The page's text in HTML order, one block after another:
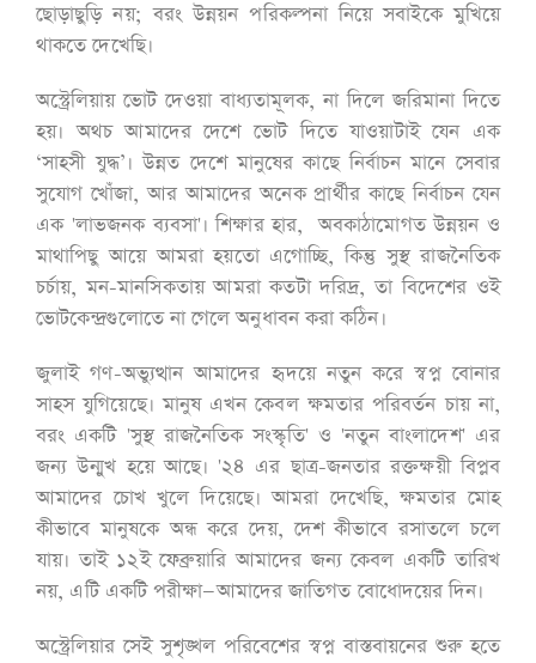
ছোড়াছুড়ি নয়; বরং উন্নয়ন পরিকল্পনা নিয়ে সবাইকে মুখিয়ে
থাকতে দেখেছি।
অস্ট্রেলিয়ায় ভোট দেওয়া বাধ্যতামূলক, না দিলে জরিমানা দিতে
হয়। অথচ আমাদের দেশে ভোট দিতে যাওয়াটাই যেন এক
‘সাহসী যুদ্ধ’। উন্নত দেশে মানুষের কাছে নির্বাচন মানে সেবার
সুযোগ খোঁজা, আর আমাদের অনেক প্রার্থীর কাছে নির্বাচন যেন
এক 'লাভজনক ব্যবসা'। শিক্ষার হার, অবকাঠামোগত উন্নয়ন ও
মাথাপিছু আয়ে আমরা হয়তো এগোচ্ছি, কিন্তু সুস্থ রাজনৈতিক
চর্চায়, মন-মানসিকতায় আমরা কতটা দরিদ্র, তা বিদেশের ওই
ভোটকেন্দ্রগুলোতে না গেলে অনুধাবন করা কঠিন।
জুলাই গণ-অভ্যুত্থান আমাদের হৃদয়ে নতুন করে স্বপ্ন বোনার
সাহস যুগিয়েছে। মানুষ এখন কেবল ক্ষমতার পরিবর্তন চায় না,
বরং একটি 'সুস্থ রাজনৈতিক সংস্কৃতি' ও 'নতুন বাংলাদেশ' এর
জন্য উন্মুখ হয়ে আছে। '২৪ এর ছাত্র-জনতার রক্তক্ষয়ী বিপ্লব
আমাদের চোখ খুলে দিয়েছে। আমরা দেখেছি, ক্ষমতার মোহ
কীভাবে মানুষকে অন্ধ করে দেয়, দেশ কীভাবে রসাতলে চলে
যায়। তাই ১২ই ফেব্রুয়ারি আমাদের জন্য কেবল একটি তারিখ
নয়, এটি একটি পরীক্ষা—আমাদের জাতিগত বোধোদয়ের দিন।
অস্ট্রেলিয়ার সেই সুশৃঙ্খল পরিবেশের স্বপ্ন বাস্তবায়নের শুরু হতে